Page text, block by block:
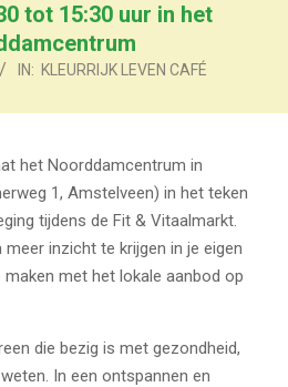
tot 15:30 uur in het
IN: KLEURRIJK LEVEN CAFÉ
het Noorddamcentrum in
1, Amstelveen) in het teken
tijdens de Fit & Vitaalmarkt.
inzicht te krijgen in je eigen
met het lokale aanbod op
die bezig is met gezondheid,
In een ontspannen en